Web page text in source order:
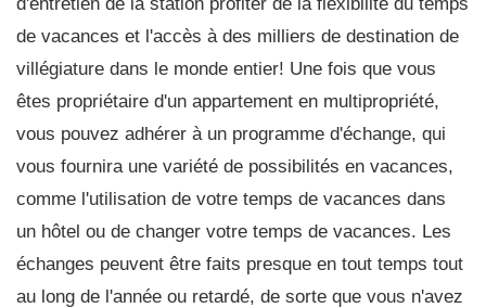
de vacances et l'accès à des milliers de destination de
villégiature dans le monde entier! Une fois que vous
êtes propriétaire d'un appartement en multipropriété,
vous pouvez adhérer à un programme d'échange, qui
vous fournira une variété de possibilités en vacances,
comme l'utilisation de votre temps de vacances dans
un hôtel ou de changer votre temps de vacances. Les
échanges peuvent être faits presque en tout temps tout
au long de l'année ou retardé, de sorte que vous n'avez